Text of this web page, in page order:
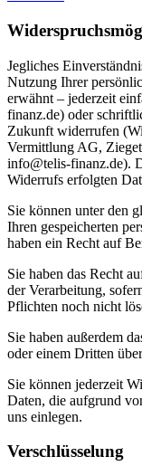
Jegliches
Nutzung Ihrer
erwähnt – jederzeit
finanz.de) oder
Zukunft widerrufen
Vermittlung AG,
info@telis-finanz.de).
Widerrufs erfolgten
Sie können unter den
Ihren gespeicherten
haben ein Recht auf
Sie haben das Recht
der Verarbeitung,
Pflichten noch nicht
Sie haben außerdem
oder einem Dritten
Sie können jederzeit
Daten, die aufgrund
uns einlegen.
Verschlüsselung